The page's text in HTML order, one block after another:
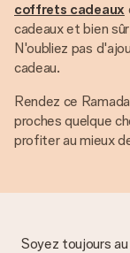
coffrets cadeaux
cadeaux et bien
N'oubliez pas
cadeau.
Rendez ce
proches quelque
profiter au mieux
Soyez toujours